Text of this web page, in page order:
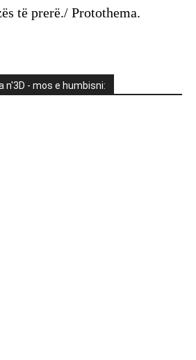
të prerë./ Protothema.
n'3D - mos e humbisni: